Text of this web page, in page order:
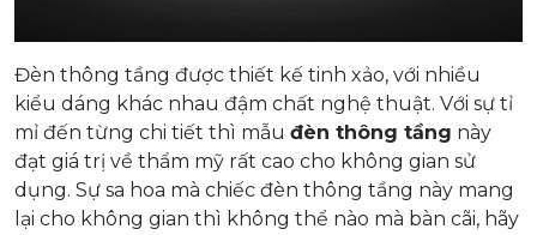
Đèn thông tầng được thiết kế tinh xảo, với nhiều
kiểu dáng khác nhau đậm chất nghệ thuật. Với sự tỉ
mỉ đến từng chi tiết thì mẫu đèn thông tầng này
đạt giá trị về thẩm mỹ rất cao cho không gian sử
dụng. Sự sa hoa mà chiếc đèn thông tầng này mang
lại cho không gian thì không thể nào mà bàn cãi, hãy